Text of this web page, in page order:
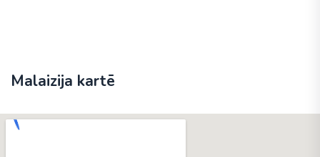
Malaizija kartē